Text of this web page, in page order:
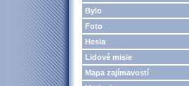
Bylo
Foto
Hesla
Lidové misie
Mapa zajímavostí